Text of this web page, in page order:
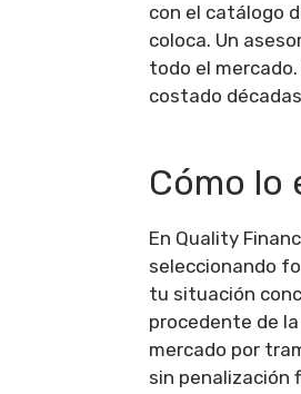
con el catálogo
coloca. Un
todo el
costado
Cómo lo
En Quality
seleccionando
tu situación
procedente de
mercado por
sin penalización